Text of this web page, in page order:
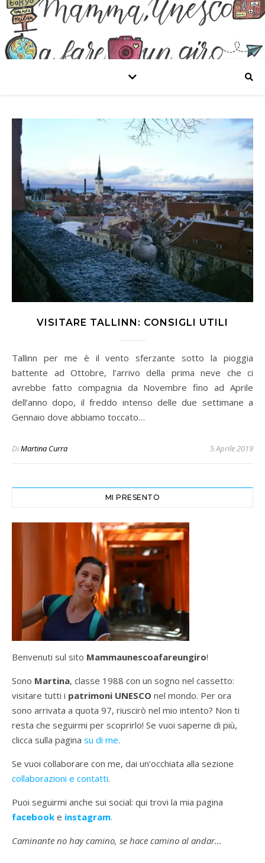
VISITARE TALLINN: CONSIGLI UTILI
Tallinn per me è il vento sferzante sotto la pioggia
battente ad Ottobre, l’arrivo della prima neve che ci
avrebbe fatto compagnia da Novembre fino ad Aprile
dell’anno dopo, il freddo intenso delle due settimane a
Gennaio dove abbiamo toccato…
DiMartina Curra 5 Aprile 2019
MI PRESENTO
Benvenuti sul sito Mammaunescoafareungiro!
Sono Martina, classe 1988 con un sogno nel cassetto:
visitare tutti i patrimoni UNESCO nel mondo. Per ora
sono arrivata a quota 97, riuscirò nel mio intento? Non ti
resta che seguirmi per scoprirlo! Se vuoi saperne di più,
clicca sulla pagina su di me.
Se vuoi collaborare con me, dai un’occhiata alla sezione
collaborazioni e contatti.
Puoi seguirmi anche sui social: qui trovi la mia pagina
facebook e instagram.
Caminante no hay camino, se hace camino al andar…